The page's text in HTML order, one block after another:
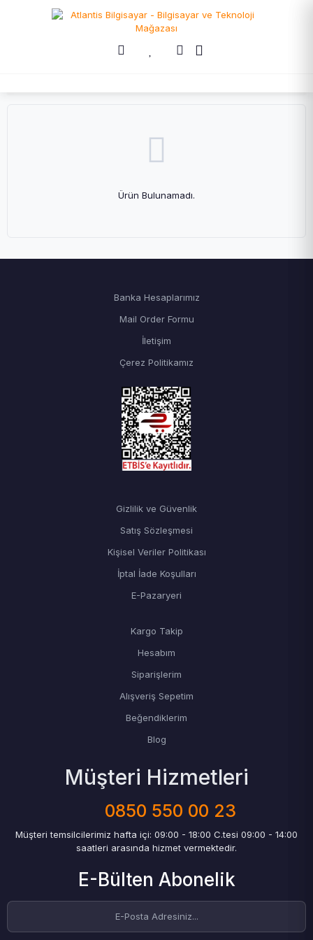
Ürün Bulunamadı.
Banka Hesaplarımız
Mail Order Formu
İletişim
Çerez Politikamız
Gizlilik ve Güvenlik
Satış Sözleşmesi
Kişisel Veriler Politikası
İptal İade Koşulları
E-Pazaryeri
Kargo Takip
Hesabım
Siparişlerim
Alışveriş Sepetim
Beğendiklerim
Blog
Müşteri Hizmetleri
0850 550 00 23
Müşteri temsilcilerimiz hafta içi: 09:00 - 18:00 C.tesi 09:00 - 14:00
saatleri arasında hizmet vermektedir.
E-Bülten Abonelik